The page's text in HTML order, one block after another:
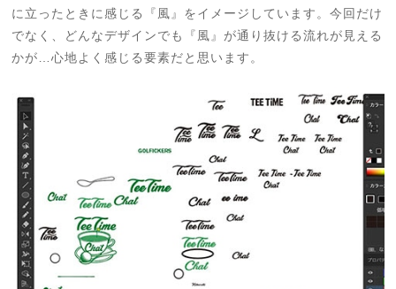
に立ったときに感じる『風 』をイメージしています。今回だけ
でなく、どんなデザインでも『風 』が通り抜ける流れが見える
かが…心地よく感じる要素だと思います。